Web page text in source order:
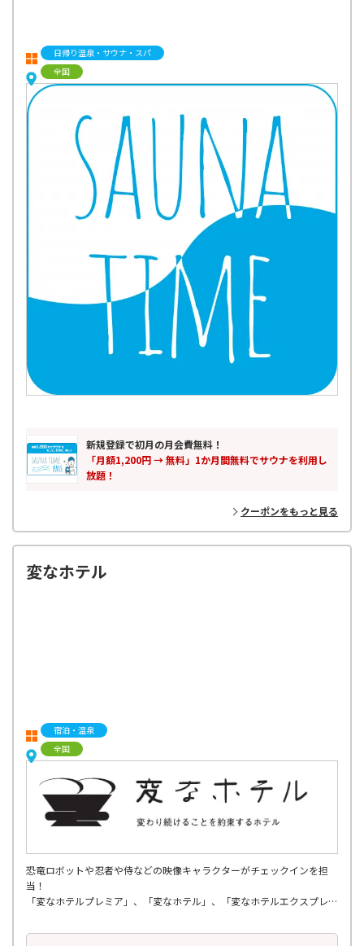
日帰り温泉・サウナ・スパ
全国
新規登録で初月の月会費無料！
「月額1,200円 → 無料」1か月間無料でサウナを利用し
放題！
クーポンをもっと見る
変なホテル
宿泊・温泉
全国
恐竜ロボットや忍者や侍などの映像キャラクターがチェックインを担
当！
「変なホテルプレミア」、「変なホテル」、「変なホテルエクスプレ
関東・関西・中部・北陸・九州・東北エリアに全国19軒。